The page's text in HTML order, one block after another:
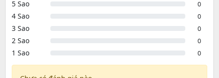
5 Sao
0
4 Sao 0
3 Sao 0
2 Sao 0
1 Sao 0